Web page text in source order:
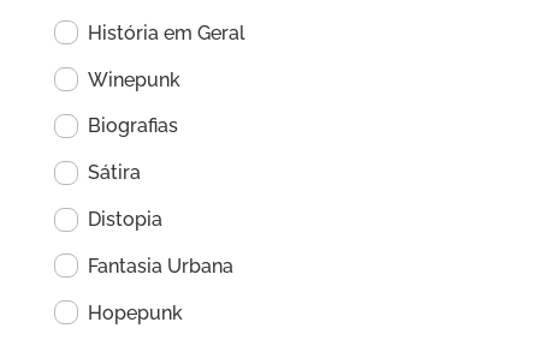
História em Geral
Winepunk
Biografias
Sátira
Distopia
Fantasia Urbana
Hopepunk